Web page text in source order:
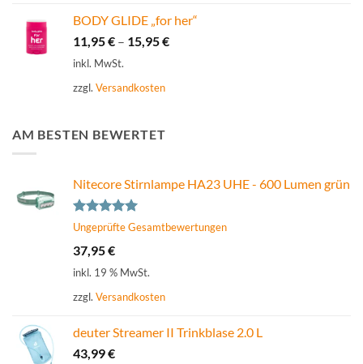
BODY GLIDE „for her“
11,95€ – 15,95€
inkl. MwSt.
zzgl. Versandkosten
AM BESTEN BEWERTET
Nitecore Stirnlampe HA23 UHE - 600 Lumen grün
Bewertet
von 5
Ungeprüfte Gesamtbewertungen
37,95€
inkl. 19 % MwSt.
zzgl. Versandkosten
deuter Streamer II Trinkblase 2.0 L
43,99€